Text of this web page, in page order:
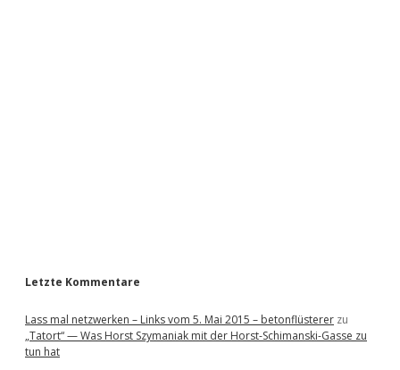
Letzte Kommentare
Lass mal netzwerken – Links vom 5. Mai 2015 – betonflüsterer zu
„Tatort“ — Was Horst Szymaniak mit der Horst-Schimanski-Gasse zu
tun hat